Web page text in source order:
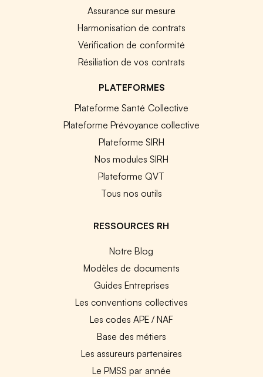
Assurance sur mesure
Harmonisation de contrats
Vérification de conformité
Résiliation de vos contrats
PLATEFORMES
Plateforme Santé Collective
Plateforme Prévoyance collective
Plateforme SIRH
Nos modules SIRH
Plateforme QVT
Tous nos outils
RESSOURCES RH
Notre Blog
Modèles de documents
Guides Entreprises
Les conventions collectives
Les codes APE / NAF
Base des métiers
Les assureurs partenaires
Le PMSS par année